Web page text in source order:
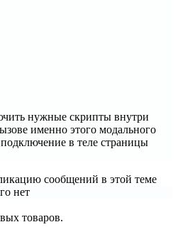
нужные скрипты внутри
именно этого модального
в теле страницы
сообщений в этой теме
нет
товаров.